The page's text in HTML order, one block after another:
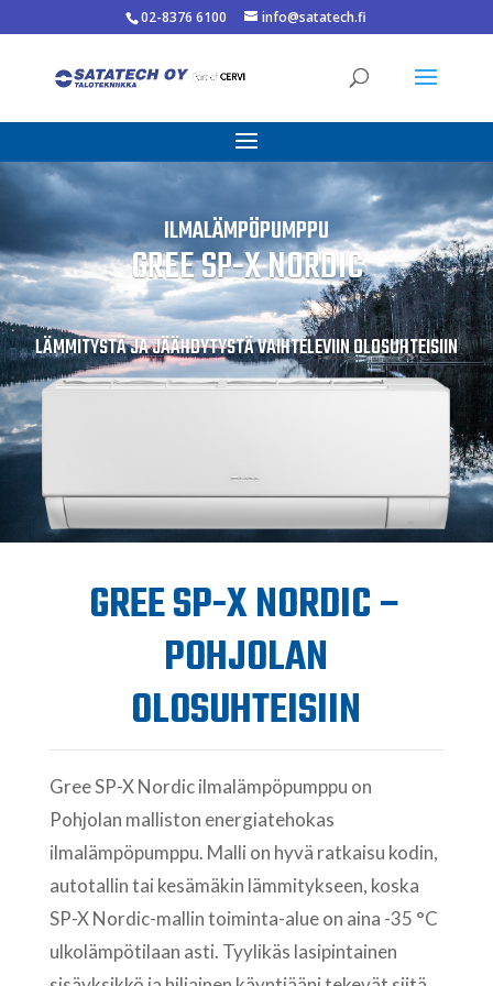
02-8376 6100 info@satatech.fi
ILMALÄMPÖPUMPPU
GREE SP-X NORDIC
LÄMMITYSTÄ JA JÄÄHDYTYSTÄ VAIHTELEVIIN OLOSUHTEISIIN
GREE SP-X NORDIC –
POHJOLAN
OLOSUHTEISIIN
Gree SP-X Nordic ilmalämpöpumppu on
Pohjolan malliston energiatehokas
ilmalämpöpumppu. Malli on hyvä ratkaisu kodin,
autotallin tai kesämäkin lämmitykseen, koska
SP-X Nordic-mallin toiminta-alue on aina -35 °C
ulkolämpötilaan asti. Tyylikäs lasipintainen